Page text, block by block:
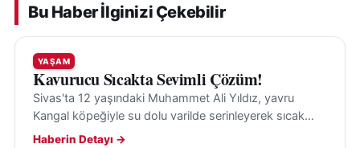
Bu Haber İlginizi Çekebilir
YAŞAM
Kavurucu Sıcakta Sevimli Çözüm!
Sivas'ta 12 yaşındaki Muhammet Ali Yıldız, yavru
Kangal köpeğiyle su dolu varilde serinleyerek sıcak
havanın etkisini hafifletiyor.
Haberin Detayı →